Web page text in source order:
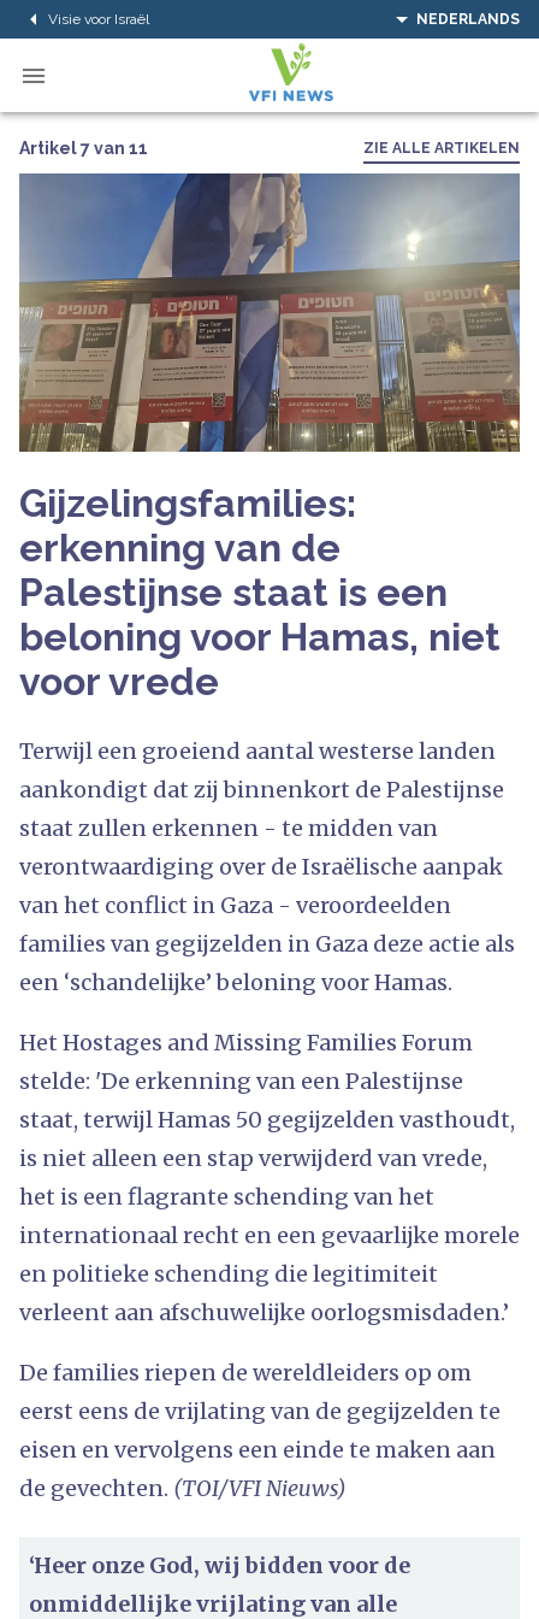
Visie voor Israël NEDERLANDS
Artikel 7 van 11 ZIE ALLE ARTIKELEN
Gijzelingsfamilies:
erkenning van de
Palestijnse staat is een
beloning voor Hamas, niet
voor vrede
Terwijl een groeiend aantal westerse landen
aankondigt dat zij binnenkort de Palestijnse
staat zullen erkennen - te midden van
verontwaardiging over de Israëlische aanpak
van het conflict in Gaza - veroordeelden
families van gegijzelden in Gaza deze actie als
een ‘schandelijke’ beloning voor Hamas.
Het Hostages and Missing Families Forum
stelde: 'De erkenning van een Palestijnse
staat, terwijl Hamas 50 gegijzelden vasthoudt,
is niet alleen een stap verwijderd van vrede,
het is een flagrante schending van het
internationaal recht en een gevaarlijke morele
en politieke schending die legitimiteit
verleent aan afschuwelijke oorlogsmisdaden.’
De families riepen de wereldleiders op om
eerst eens de vrijlating van de gegijzelden te
eisen en vervolgens een einde te maken aan
de gevechten. (TOI/VFI Nieuws)
‘Heer onze God, wij bidden voor de
onmiddellijke vrijlating van alle